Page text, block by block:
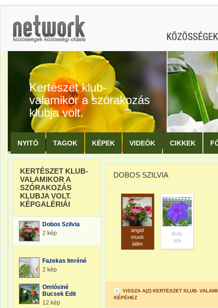
Kertészet klub-
valamikor a szórakozás
klubja volt.
NYITÓ TAGOK KÉPEK VIDEÓK CIKKEK
KERTÉSZET KLUB-
VALAMIKOR A
SZÓRAKOZÁS
KLUBJA VOLT.
KÉPGALÉRIÁI
Dobos Szilvia
2 kép
Fazekas Imréné
2 kép
Omlósiné
Bucsek Edit
12 kép
DOBOS SZILVIA
angol
musk
átlim
iboly
afa
VISSZA A(Z) KERTÉSZET KLUB-
KÉPÉHEZ